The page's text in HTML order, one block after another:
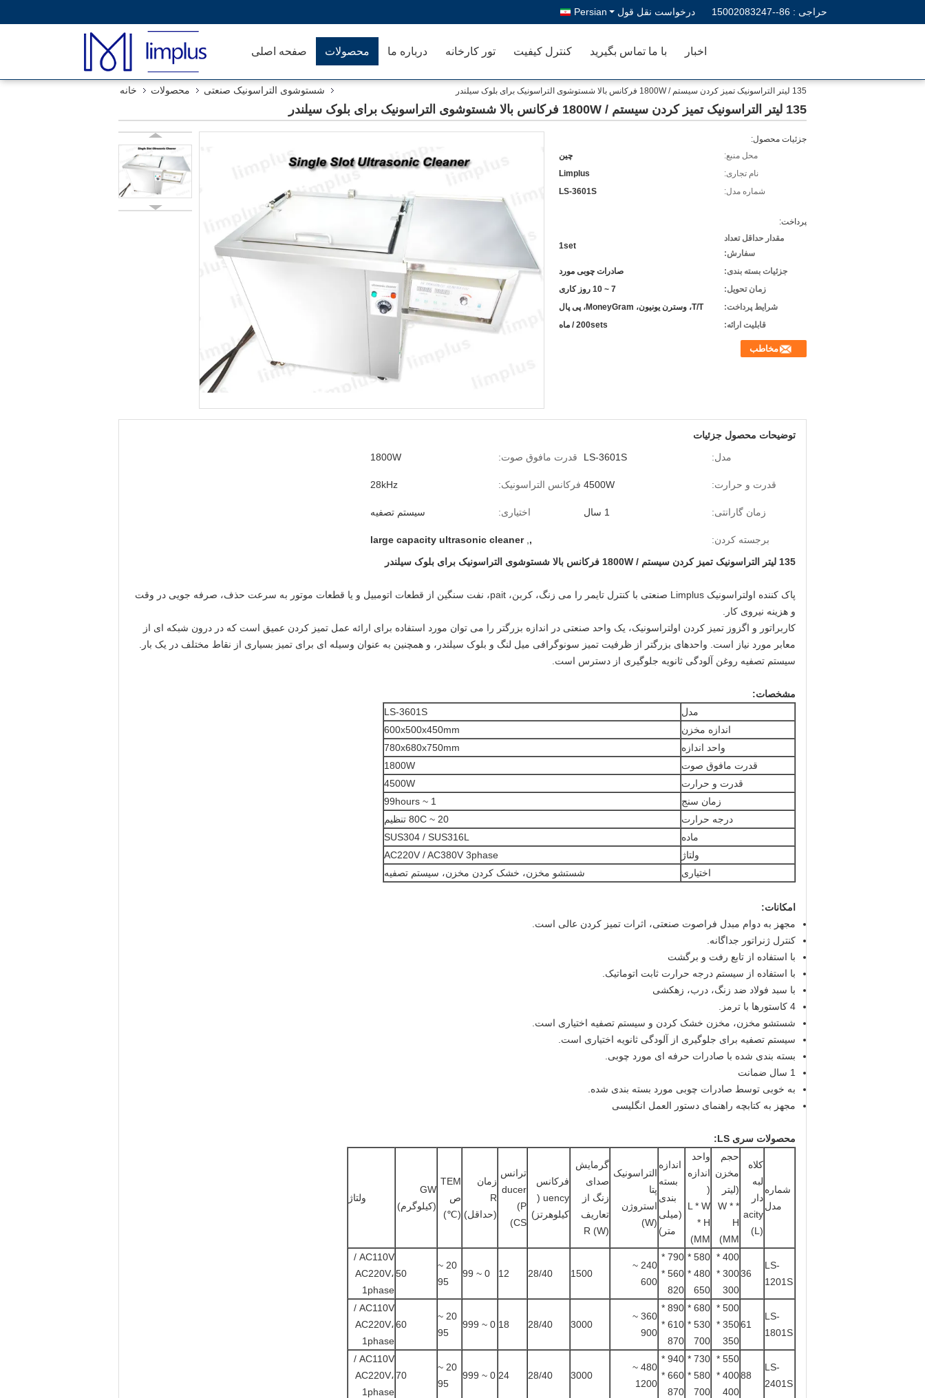
حراجی : 86--15002083247 درخواست نقل قول Persian
صفحه اصلی محصولات درباره ما تور کارخانه کنترل کیفیت با ما تماس بگیرید اخبار
خانه محصولات شستوشوی التراسونیک صنعتی 135 لیتر التراسونیک تمیز کردن سیستم / 1800W فرکانس بالا شستوشوی التراسونیک برای بلوک سیلندر
135 لیتر التراسونیک تمیز کردن سیستم / 1800W فرکانس بالا شستوشوی التراسونیک برای بلوک سیلندر
جزئیات محصول:
محل منبع:
چین
نام تجاری:
Limplus
شماره مدل:
LS-3601S
پرداخت:
مقدار حداقل تعداد
سفارش:
1set
جزئیات بسته بندی:
صادرات چوبی مورد
زمان تحویل:
7 ~ 10 روز کاری
شرایط پرداخت:
T/T، وسترن یونیون، MoneyGram، پی پال
قابلیت ارائه:
200sets / ماه
مخاطب
توضیحات محصول جزئیات
مدل:
LS-3601S قدرت مافوق صوت: 1800W
قدرت و حرارت: 4500W فرکانس التراسونیک: 28kHz
زمان گارانتی: 1 سال اختیاری: سیستم تصفیه
برجسته کردن: ,
,
large capacity ultrasonic cleaner
135 لیتر التراسونیک تمیز کردن سیستم / 1800W فرکانس بالا شستوشوی التراسونیک برای بلوک سیلندر
پاک کننده اولتراسونیک Limplus صنعتی با کنترل تایمر را می زنگ، کربن، pait، نفت سنگین از قطعات اتومبیل و یا قطعات موتور به سرعت حذف، صرفه جویی در وقت
و هزینه نیروی کار.
کاربراتور و اگزوز تمیز کردن اولتراسونیک، یک واحد صنعتی در اندازه بزرگتر را می توان مورد استفاده برای ارائه عمل تمیز کردن عمیق است که در درون شبکه ای از
معابر مورد نیاز است. واحدهای بزرگتر از ظرفیت تمیز سونوگرافی میل لنگ و بلوک سیلندر، و همچنین به عنوان وسیله ای برای تمیز بسیاری از نقاط مختلف در یک بار.
سیستم تصفیه روغن آلودگی ثانویه جلوگیری از دسترس است.
مشخصات:
مدل
LS-3601S
اندازه مخزن
600x500x450mm
واحد اندازه
780x680x750mm
قدرت مافوق صوت
1800W
قدرت و حرارت
4500W
زمان سنج
1 ~ 99hours
درجه حرارت
20 ~ 80C تنظیم
ماده
SUS304 / SUS316L
ولتاژ
AC220V / AC380V 3phase
اختیاری
شستشو مخزن، خشک کردن مخزن، سیستم تصفیه
امکانات:
مجهز به دوام مبدل فراصوت صنعتی، اثرات تمیز کردن عالی است.
کنترل ژنراتور جداگانه.
با استفاده از تابع رفت و برگشت
با استفاده از سیستم درجه حرارت ثابت اتوماتیک.
با سبد فولاد ضد زنگ، درب، زهکشی
4 کاستورها با ترمز.
شستشو مخزن، مخزن خشک کردن و سیستم تصفیه اختیاری است.
سیستم تصفیه برای جلوگیری از آلودگی ثانویه اختیاری است.
بسته بندی شده با صادرات حرفه ای مورد چوبی.
1 سال ضمانت
به خوبی توسط صادرات چوبی مورد بسته بندی شده.
مجهز به کتابچه راهنمای دستور العمل انگلیسی
محصولات سری LS:
شماره
مدل
کلاه
لبه
دار
acity
(L)
حجم
مخزن
(لیتر
* W *
H
MM)
واحد
اندازه
(
L * W
* H
MM)
اندازه
بسته
بندی
(میلی
متر)
التراسونیک
پتا
استروژن
(W)
گرمایش
صدای
زنگ از
تعاریف
R (W)
فرکانس
uency (
کیلوهرتز)
ترانس
ducer
(P
CS)
زمان
R
(حداقل)
TEM
ص
(℃)
GW
(کیلوگرم)
ولتاژ
LS-
1201S
36
400 *
300 *
300
580 *
480 *
650
790 *
560 *
820
240 ~
600
1500
28/40
12
0 ~ 99
20 ~
95
50
AC110V /
AC220V،
1phase
LS-
1801S
61
500 *
350 *
350
680 *
530 *
700
890 *
610 *
870
360 ~
900
3000
28/40
18
0 ~ 999
20 ~
95
60
AC110V /
AC220V،
1phase
LS-
2401S
88
550 *
400 *
400
730 *
580 *
700
940 *
660 *
870
480 ~
1200
3000
28/40
24
0 ~ 999
20 ~
95
70
AC110V /
AC220V،
1phase